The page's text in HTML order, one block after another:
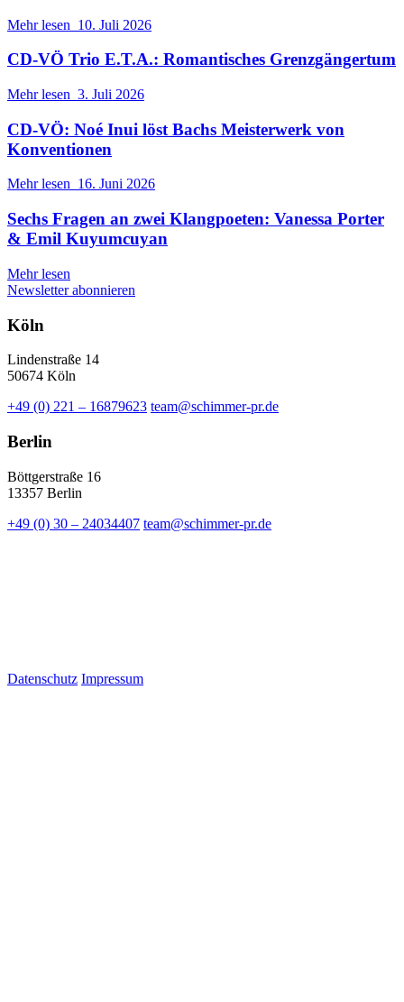
Mehr lesen 10. Juli 2026
CD-VÖ Trio E.T.A.: Romantisches Grenzgängertum
Mehr lesen 3. Juli 2026
CD-VÖ: Noé Inui löst Bachs Meisterwerk von
Konventionen
Mehr lesen 16. Juni 2026
Sechs Fragen an zwei Klangpoeten: Vanessa Porter
& Emil Kuyumcuyan
Mehr lesen
Newsletter abonnieren
Köln
Lindenstraße 14
50674 Köln
+49 (0) 221 – 16879623 team@schimmer-pr.de
Berlin
Böttgerstraße 16
13357 Berlin
+49 (0) 30 – 24034407 team@schimmer-pr.de
Datenschutz Impressum